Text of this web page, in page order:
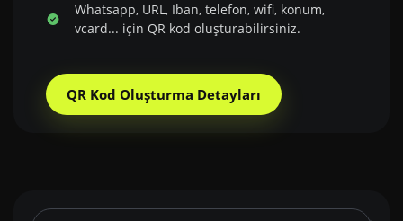
Whatsapp, URL, Iban, telefon, wifi, konum,
vcard... için QR kod oluşturabilirsiniz.
QR Kod Oluşturma Detayları